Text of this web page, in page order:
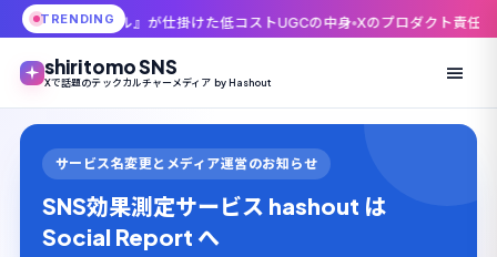
TRENDING
仕掛けた低コストUGCの中身 Xのプロダクト責任者ニキータ・ビア氏が
shiritomo SNS
Xで話題のテックカルチャーメディア by Hashout
サービス名変更とメディア運営のお知らせ
SNS効果測定サービス hashout は
Social Report へ